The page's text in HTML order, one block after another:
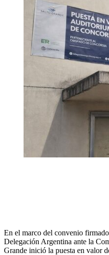
En el marco del convenio
Delegación Argentina ante la
Grande inició la puesta en valor